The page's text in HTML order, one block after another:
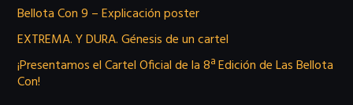
Bellota Con 9 – Explicación poster
EXTREMA. Y DURA. Génesis de un cartel
¡Presentamos el Cartel Oficial de la 8ª Edición de Las Bellota
Con!